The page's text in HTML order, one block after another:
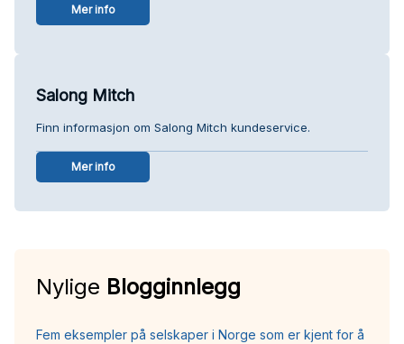
Mer info
Salong Mitch
Finn informasjon om Salong Mitch kundeservice.
Mer info
Nylige Blogginnlegg
Fem eksempler på selskaper i Norge som er kjent for å